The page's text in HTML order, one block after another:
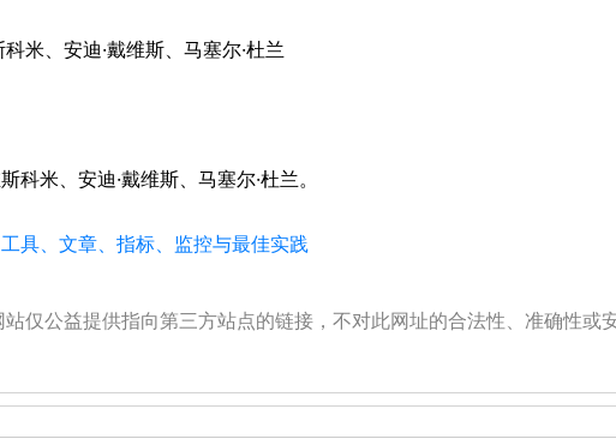
米、安迪·戴维斯、马塞尔·杜兰
米、安迪·戴维斯、马塞尔·杜兰。
具、文章、指标、监控与最佳实践
仅公益提供指向第三方站点的链接，不对此网址的合法性、准确性或